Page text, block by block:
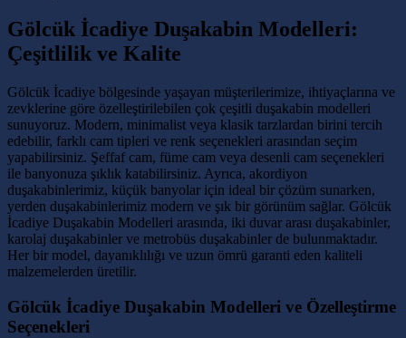
Gölcük İcadiye Duşakabin Modelleri:
Çeşitlilik ve Kalite
Gölcük İcadiye bölgesinde yaşayan müşterilerimize, ihtiyaçlarına ve
zevklerine göre özelleştirilebilen çok çeşitli duşakabin modelleri
sunuyoruz. Modern, minimalist veya klasik tarzlardan birini tercih
edebilir, farklı cam tipleri ve renk seçenekleri arasından seçim
yapabilirsiniz. Şeffaf cam, füme cam veya desenli cam seçenekleri
ile banyonuza şıklık katabilirsiniz. Ayrıca, akordiyon
duşakabinlerimiz, küçük banyolar için ideal bir çözüm sunarken,
yerden duşakabinlerimiz modern ve şık bir görünüm sağlar. Gölcük
İcadiye Duşakabin Modelleri arasında, iki duvar arası duşakabinler,
karolaj duşakabinler ve metrobüs duşakabinler de bulunmaktadır.
Her bir model, dayanıklılığı ve uzun ömrü garanti eden kaliteli
malzemelerden üretilir.
Gölcük İcadiye Duşakabin Modelleri ve Özelleştirme
Seçenekleri